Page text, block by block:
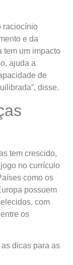
raciocínio
e da
tem um impacto
ajuda a
de
disse.
tem crescido,
no currículo
como os
possuem
com
os
dicas para as